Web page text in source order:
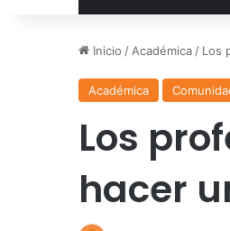
Inicio / Académica / Los
Académica
Los
hacer